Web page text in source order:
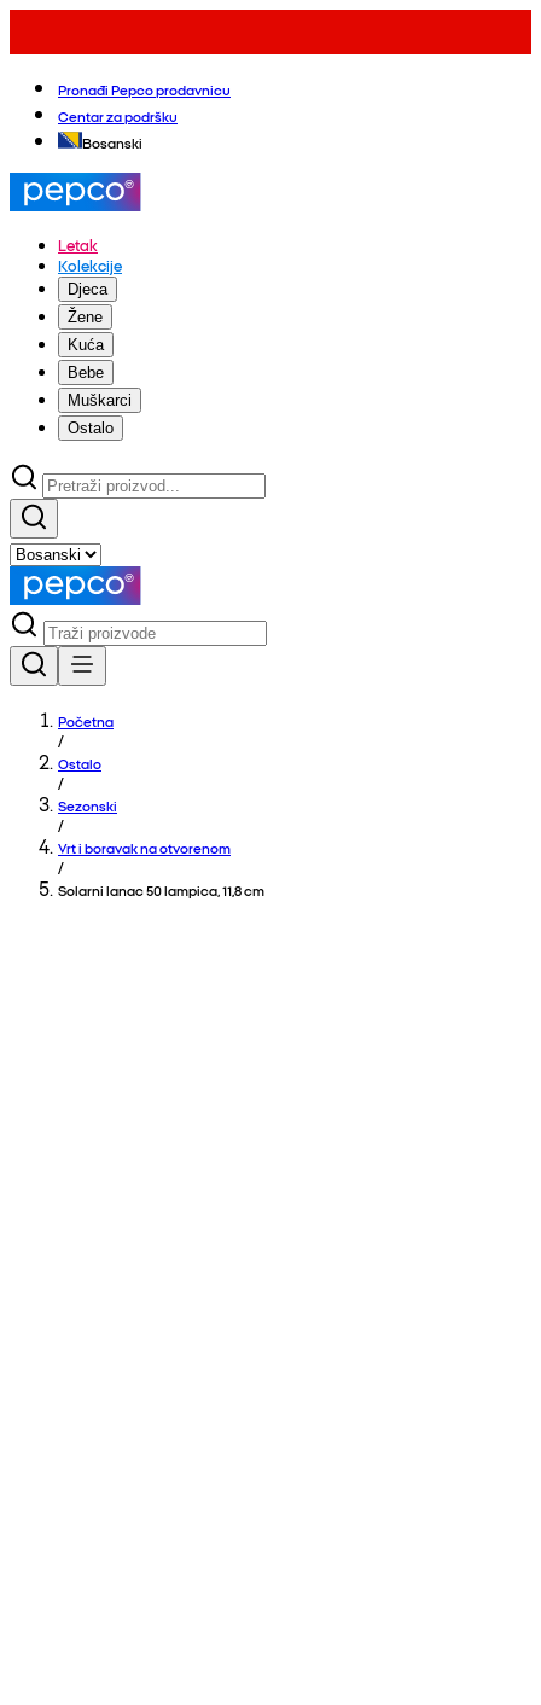
Pronađi Pepco prodavnicu
Centar za podršku
Bosanski
Letak
Kolekcije
Djeca
Žene
Kuća
Bebe
Muškarci
Ostalo
Početna
/
Ostalo
/
Sezonski
/
Vrt i boravak na otvorenom
/
Solarni lanac 50 lampica, 11,8 cm